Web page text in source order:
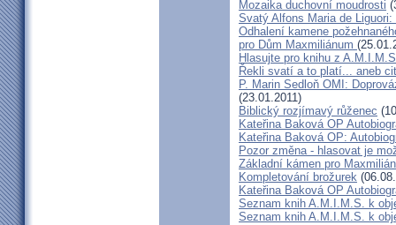
Mozaika duchovní moudrosti
Svatý Alfons Maria de
Odhalení kamene
pro Dům Maxmiliánum
Hlasujte pro knihu z
Řekli svatí a to platí... aneb
P. Marin Sedloň OMI:
(23.01.2011)
Biblický rozjímavý růženec
Kateřina Baková OP
Kateřina Baková OP:
Pozor změna - hlasovat je
Základní kámen pro
Kompletování brožurek
Kateřina Baková OP
Seznam knih A.M.I.M.S. k
Seznam knih A.M.I.M.S. k